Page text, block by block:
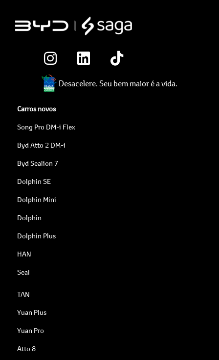
Desacelere. Seu bem maior é a vida.
Carros novos
Song Pro DM-i Flex
Byd Atto 2 DM-i
Byd Sealion 7
Dolphin SE
Dolphin Mini
Dolphin
Dolphin Plus
HAN
Seal
TAN
Yuan Plus
Yuan Pro
Atto 8